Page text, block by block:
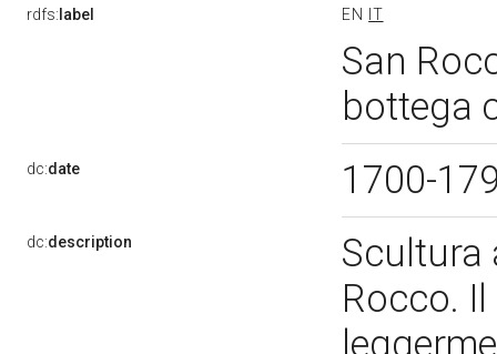
rdfs: label EN IT
San
bottega
dc:date 1700-
dc:description
Scultura
Rocco.